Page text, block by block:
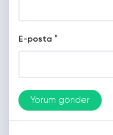
E-posta *